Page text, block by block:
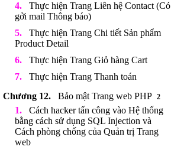
Thực hiện Trang Liên hệ Contact (Có
gởi mail Thông báo)
Thực hiện Trang Chi tiết Sản phẩm
Product Detail
Thực hiện Trang Giỏ hàng Cart
Thực hiện Trang Thanh toán
Bảo mật Trang web PHP 2
Cách hacker tấn công vào Hệ thống
bằng cách sử dụng SQL Injection và
Cách phòng chống của Quản trị Trang
web